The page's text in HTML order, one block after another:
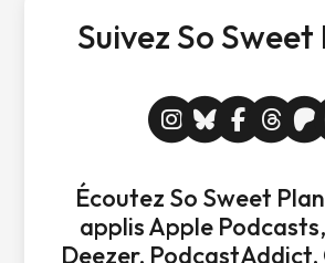
Suivez So
Écoutez So Sweet
applis Apple
Deezer,